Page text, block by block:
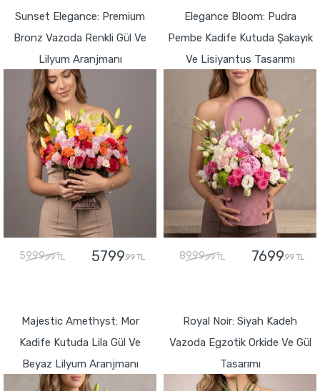
Sunset Elegance: Premium
Bronz Vazoda Renkli Gül Ve
Lilyum Aranjmanı
5999,99 TL 5799,99 TL
Elegance Bloom: Pudra
Pembe Kadife Kutuda Şakayık
Ve Lisiyantus Tasarımı
8999,99 TL 7699,99 TL
Majestic Amethyst: Mor
Kadife Kutuda Lila Gül Ve
Beyaz Lilyum Aranjmanı
Royal Noir: Siyah Kadeh
Vazoda Egzotik Orkide Ve Gül
Tasarımı